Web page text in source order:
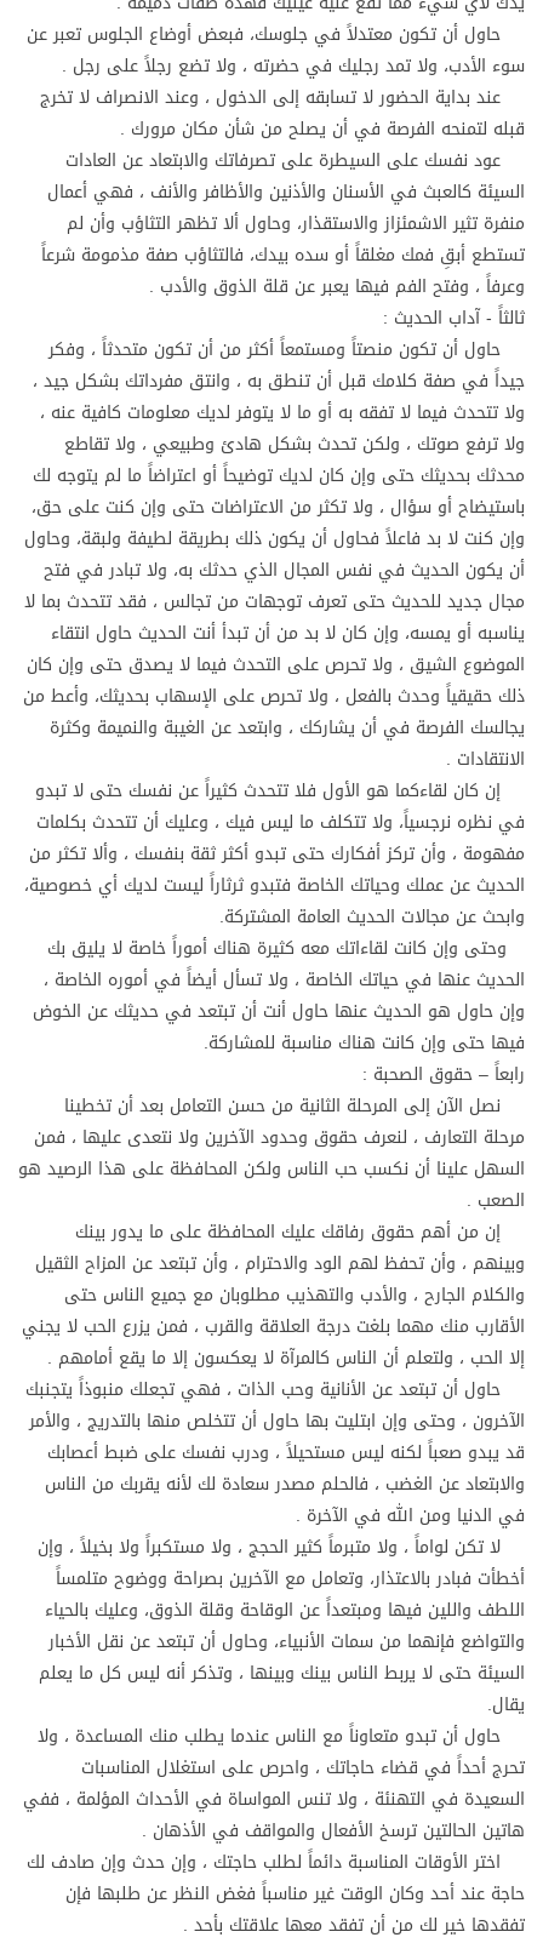
حاول أن تكون معتدلاً في جلوسك، فبعض أوضاع الجلوس تعبر عن
سوء الأدب، ولا تمد رجليك في حضرته ، ولا تضع رجلاً على رجل .
عند بداية الحضور لا تسابقه إلى الدخول ، وعند الانصراف لا تخرج
قبله لتمنحه الفرصة في أن يصلح من شأن مكان مرورك .
عود نفسك على السيطرة على تصرفاتك والابتعاد عن العادات
السيئة كالعبث في الأسنان والأذنين والأظافر والأنف ، فهي أعمال
منفرة تثير الاشمئزاز والاستقذار، وحاول ألا تظهر التثاؤب وأن لم
تستطع أبقِ فمك مغلقاً أو سده بيدك، فالتثاؤب صفة مذمومة شرعاً
وعرفاً ، وفتح الفم فيها يعبر عن قلة الذوق والأدب .
ثالثاً - آداب الحديث :
حاول أن تكون منصتاً ومستمعاً أكثر من أن تكون متحدثاً ، وفكر
جيداً في صفة كلامك قبل أن تنطق به ، وانتق مفرداتك بشكل جيد ،
ولا تتحدث فيما لا تفقه به أو ما لا يتوفر لديك معلومات كافية عنه ،
ولا ترفع صوتك ، ولكن تحدث بشكل هادئ وطبيعي ، ولا تقاطع
محدثك بحديثك حتى وإن كان لديك توضيحاً أو اعتراضاً ما لم يتوجه لك
باستيضاح أو سؤال ، ولا تكثر من الاعتراضات حتى وإن كنت على حق،
وإن كنت لا بد فاعلاً فحاول أن يكون ذلك بطريقة لطيفة ولبقة، وحاول
أن يكون الحديث في نفس المجال الذي حدثك به، ولا تبادر في فتح
مجال جديد للحديث حتى تعرف توجهات من تجالس ، فقد تتحدث بما لا
يناسبه أو يمسه، وإن كان لا بد من أن تبدأ أنت الحديث حاول انتقاء
الموضوع الشيق ، ولا تحرص على التحدث فيما لا يصدق حتى وإن كان
ذلك حقيقياً وحدث بالفعل ، ولا تحرص على الإسهاب بحديثك، وأعط من
يجالسك الفرصة في أن يشاركك ، وابتعد عن الغيبة والنميمة وكثرة
الانتقادات .
إن كان لقاءكما هو الأول فلا تتحدث كثيراً عن نفسك حتى لا تبدو
في نظره نرجسياً، ولا تتكلف ما ليس فيك ، وعليك أن تتحدث بكلمات
مفهومة ، وأن تركز أفكارك حتى تبدو أكثر ثقة بنفسك ، وألا تكثر من
الحديث عن عملك وحياتك الخاصة فتبدو ثرثاراً ليست لديك أي خصوصية،
وابحث عن مجالات الحديث العامة المشتركة.
وحتى وإن كانت لقاءاتك معه كثيرة هناك أموراً خاصة لا يليق بك
الحديث عنها في حياتك الخاصة ، ولا تسأل أيضاً في أموره الخاصة ،
وإن حاول هو الحديث عنها حاول أنت أن تبتعد في حديثك عن الخوض
فيها حتى وإن كانت هناك مناسبة للمشاركة.
رابعاً – حقوق الصحبة :
نصل الآن إلى المرحلة الثانية من حسن التعامل بعد أن تخطينا
مرحلة التعارف ، لنعرف حقوق وحدود الآخرين ولا نتعدى عليها ، فمن
السهل علينا أن نكسب حب الناس ولكن المحافظة على هذا الرصيد هو
الصعب .
إن من أهم حقوق رفاقك عليك المحافظة على ما يدور بينك
وبينهم ، وأن تحفظ لهم الود والاحترام ، وأن تبتعد عن المزاح الثقيل
والكلام الجارح ، والأدب والتهذيب مطلوبان مع جميع الناس حتى
الأقارب منك مهما بلغت درجة العلاقة والقرب ، فمن يزرع الحب لا يجني
إلا الحب ، ولتعلم أن الناس كالمرآة لا يعكسون إلا ما يقع أمامهم .
حاول أن تبتعد عن الأنانية وحب الذات ، فهي تجعلك منبوذاً يتجنبك
الآخرون ، وحتى وإن ابتليت بها حاول أن تتخلص منها بالتدريج ، والأمر
قد يبدو صعباً لكنه ليس مستحيلاً ، ودرب نفسك على ضبط أعصابك
والابتعاد عن الغضب ، فالحلم مصدر سعادة لك لأنه يقربك من الناس
في الدنيا ومن الله في الآخرة .
لا تكن لواماً ، ولا متبرماً كثير الحجج ، ولا مستكبراً ولا بخيلاً ، وإن
أخطأت فبادر بالاعتذار، وتعامل مع الآخرين بصراحة ووضوح متلمساً
اللطف واللين فيها ومبتعداً عن الوقاحة وقلة الذوق، وعليك بالحياء
والتواضع فإنهما من سمات الأنبياء، وحاول أن تبتعد عن نقل الأخبار
السيئة حتى لا يربط الناس بينك وبينها ، وتذكر أنه ليس كل ما يعلم
يقال.
حاول أن تبدو متعاوناً مع الناس عندما يطلب منك المساعدة ، ولا
تحرج أحداً في قضاء حاجاتك ، واحرص على استغلال المناسبات
السعيدة في التهنئة ، ولا تنس المواساة في الأحداث المؤلمة ، ففي
هاتين الحالتين ترسخ الأفعال والمواقف في الأذهان .
اختر الأوقات المناسبة دائماً لطلب حاجتك ، وإن حدث وإن صادف لك
حاجة عند أحد وكان الوقت غير مناسباً فغض النظر عن طلبها فإن
تفقدها خير لك من أن تفقد معها علاقتك بأحد .